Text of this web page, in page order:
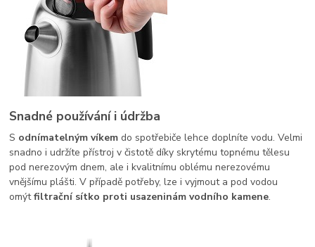
Snadné používání i údržba
S odnímatelným víkem do spotřebiče lehce doplníte vodu. Velmi
snadno i udržíte přístroj v čistotě díky skrytému topnému tělesu
pod nerezovým dnem, ale i kvalitnímu oblému nerezovému
vnějšímu plášti. V případě potřeby, lze i vyjmout a pod vodou
omýtfiltrační sítko proti usazeninám vodního kamene.